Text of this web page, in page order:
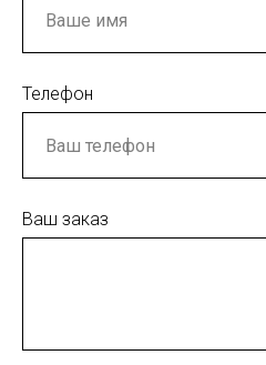
Телефон
Ваш заказ